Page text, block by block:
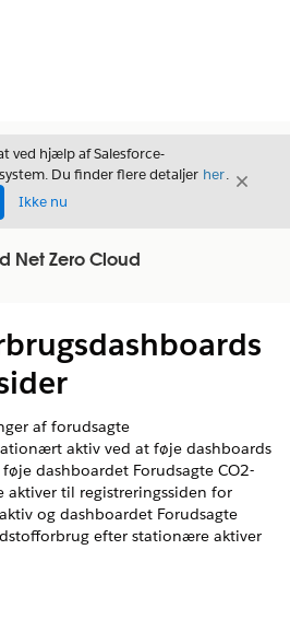
ved hjælp af Salesforce-
Du finder flere detaljer her.
Ikke nu
Luk
Net Zero Cloud
af forudsagte
aktiv ved at føje dashboards
dashboardet Forudsagte CO2-
til registreringssiden for
og dashboardet Forudsagte
efter stationære aktiver